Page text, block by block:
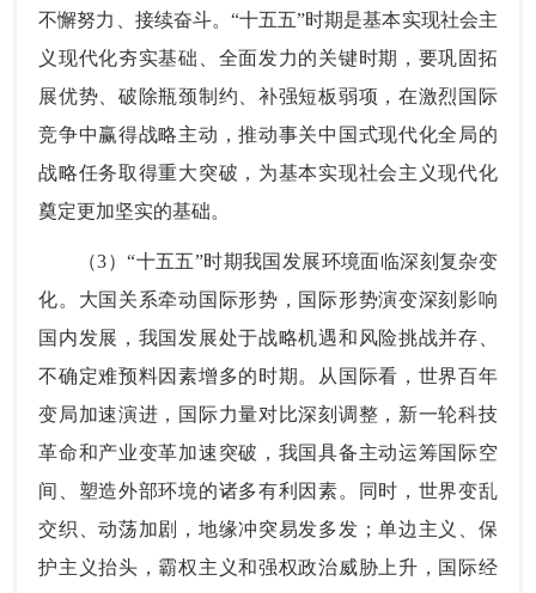
不懈努力、接续奋斗。“十五五”时期是基本实现社会主
义现代化夯实基础、全面发力的关键时期，要巩固拓
展优势、破除瓶颈制约、补强短板弱项，在激烈国际
竞争中赢得战略主动，推动事关中国式现代化全局的
战略任务取得重大突破，为基本实现社会主义现代化
奠定更加坚实的基础。
（3）“十五五”时期我国发展环境面临深刻复杂变
化。大国关系牵动国际形势，国际形势演变深刻影响
国内发展，我国发展处于战略机遇和风险挑战并存、
不确定难预料因素增多的时期。从国际看，世界百年
变局加速演进，国际力量对比深刻调整，新一轮科技
革命和产业变革加速突破，我国具备主动运筹国际空
间、塑造外部环境的诸多有利因素。同时，世界变乱
交织、动荡加剧，地缘冲突易发多发；单边主义、保
护主义抬头，霸权主义和强权政治威胁上升，国际经